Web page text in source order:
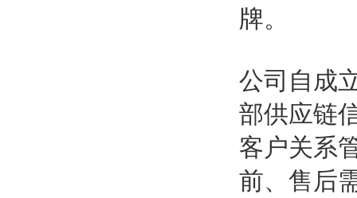
牌。
公司自成
部供应链
客户关系
前、售后